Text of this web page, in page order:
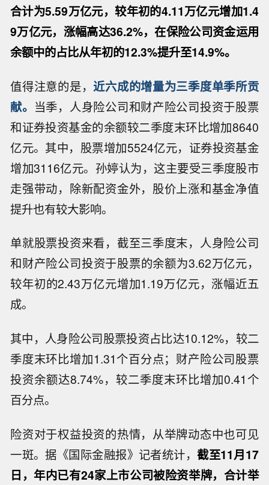
合计为5.59万亿元，较年初的4.11万亿元增加1.4
9万亿元，涨幅高达36.2%，在保险公司资金运用
余额中的占比从年初的12.3%提升至14.9%。
值得注意的是，近六成的增量为三季度单季所贡
献。 当季，人身险公司和财产险公司投资于股票
和证券投资基金的余额较二季度末环比增加8640
亿元。其中，股票增加5524亿元，证券投资基金
增加3116亿元。孙婷认为，这主要受三季度股市
走强带动，除新配资金外，股价上涨和基金净值
提升也有较大影响。
单就股票投资来看，截至三季度末，人身险公司
和财产险公司投资于股票的余额为3.62万亿元，
较年初的2.43万亿元增加1.19万亿元，涨幅近五
成。
其中，人身险公司股票投资占比达10.12%，较二
季度末环比增加1.31个百分点；财产险公司股票
投资余额达8.74%，较二季度末环比增加0.41个
百分点。
险资对于权益投资的热情，从举牌动态中也可见
一斑。据《国际金融报》记者统计，截至11月17
日，年内已有24家上市公司被险资举牌，合计举